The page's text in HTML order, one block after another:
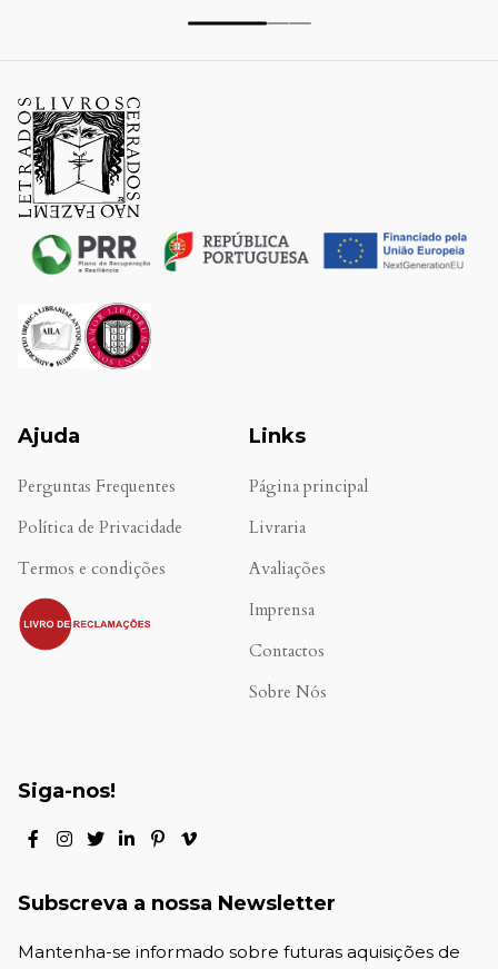
Ajuda
Perguntas Frequentes
Política de Privacidade
Termos e condições
.
Links
Página principal
Livraria
Avaliações
Imprensa
Contactos
Sobre Nós
Siga-nos!
Subscreva a nossa Newsletter
Mantenha-se informado sobre futuras aquisições de